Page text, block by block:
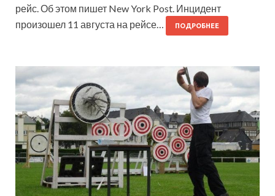
рейс. Об этом пишет New York Post. Инцидент
произошел 11 августа на рейсе…
ПОДРОБНЕЕ